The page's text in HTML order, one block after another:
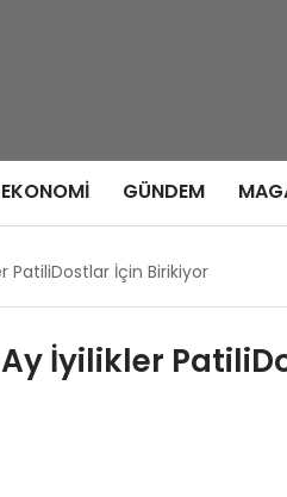
EKONOMI GÜNDEM
PatiliDostlar İçin Birikiyor
İyilikler